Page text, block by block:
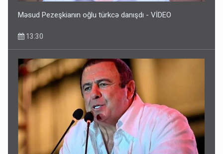
Məsud Pezeşkianın oğlu türkcə danışdı - VİDEO
13:30